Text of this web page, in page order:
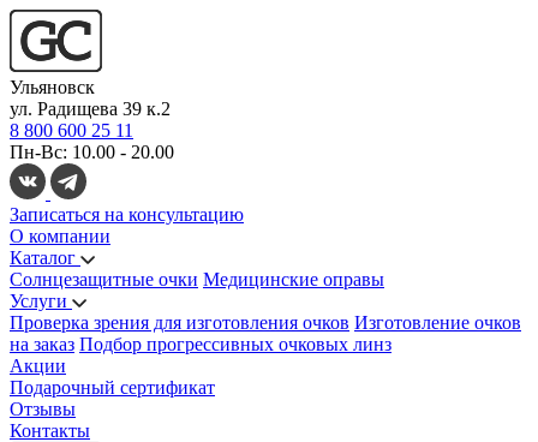
Ульяновск
ул. Радищева 39 к.2
8 800 600 25 11
Пн-Вс: 10.00 - 20.00
Записаться на консультацию
О компании
Каталог
Солнцезащитные очки Медицинские оправы
Услуги
Проверка зрения для изготовления очков Изготовление очков
на заказ Подбор прогрессивных очковых линз
Акции
Подарочный сертификат
Отзывы
Контакты